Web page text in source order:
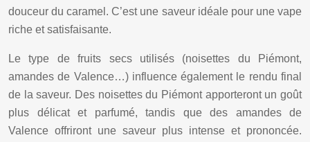
douceur du caramel. C’est une saveur idéale pour une vape
riche et satisfaisante.
Le type de fruits secs utilisés (noisettes du Piémont,
amandes de Valence…) influence également le rendu final
de la saveur. Des noisettes du Piémont apporteront un goût
plus délicat et parfumé, tandis que des amandes de
Valence offriront une saveur plus intense et prononcée.